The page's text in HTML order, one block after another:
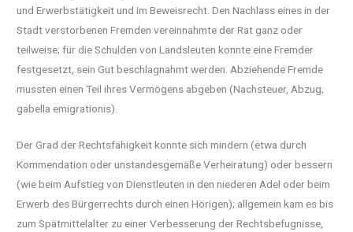
und Erwerbstätigkeit und im Beweisrecht. Den Nachlass eines in der
Stadt verstorbenen Fremden vereinnahmte der Rat ganz oder
teilweise; für die Schulden von Landsleuten konnte eine Fremder
festgesetzt, sein Gut beschlagnahmt werden. Abziehende Fremde
mussten einen Teil ihres Vermögens abgeben (Nachsteuer, Abzug;
gabella emigrationis).
Der Grad der Rechtsfähigkeit konnte sich mindern (etwa durch
Kommendation oder unstandesgemäße Verheiratung) oder bessern
(wie beim Aufstieg von Dienstleuten in den niederen Adel oder beim
Erwerb des Bürgerrechts durch einen Hörigen); allgemein kam es bis
zum Spätmittelalter zu einer Verbesserung der Rechtsbefugnisse,